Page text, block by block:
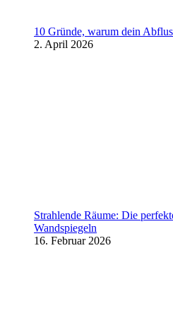
10 Gründe, warum dein
2. April 2026
Strahlende Räume: Die
Wandspiegeln
16. Februar 2026